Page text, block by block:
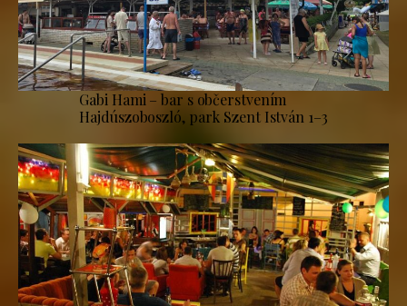
Gabi Hami – bar s občerstvením
Hajdúszoboszló, park Szent István 1–3